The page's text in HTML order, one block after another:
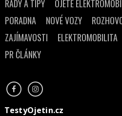
RADY A TIPY OJETÉ
PORADNA
NOVÉ VOZY
ZAJÍMAVOSTI
ELEKTROMOBILITA
PR ČLÁNKY
TestyOjetin.cz